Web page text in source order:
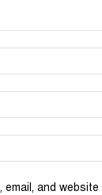
email, and